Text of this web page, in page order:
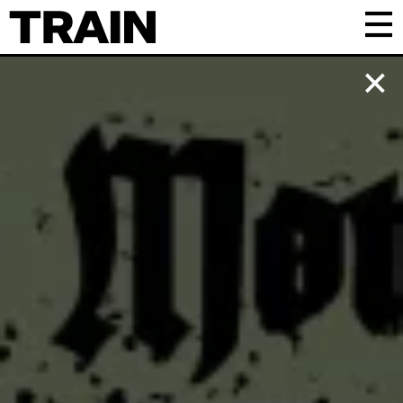
Kalender
Praktisk
Om TRAIN
Frivillig
Samarbejde